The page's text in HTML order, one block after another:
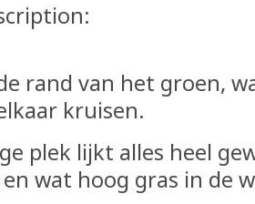
rand van het groen,
kruisen.
plek lijkt alles heel
en wat hoog gras in de